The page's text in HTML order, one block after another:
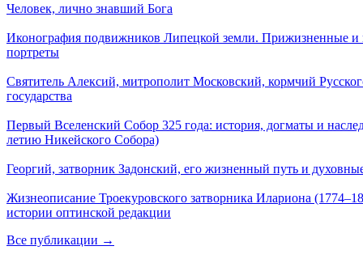
Человек, лично знавший Бога
Иконография подвижников Липецкой земли. Прижизненные и
портреты
Святитель Алексий, митрополит Московский, кормчий
государства
Первый Вселенский Собор 325 года: история, догматы и
летию Никейского Собора)
Георгий, затворник Задонский, его жизненный путь и
Жизнеописание Троекуровского затворника Илариона
истории оптинской редакции
Все публикации →